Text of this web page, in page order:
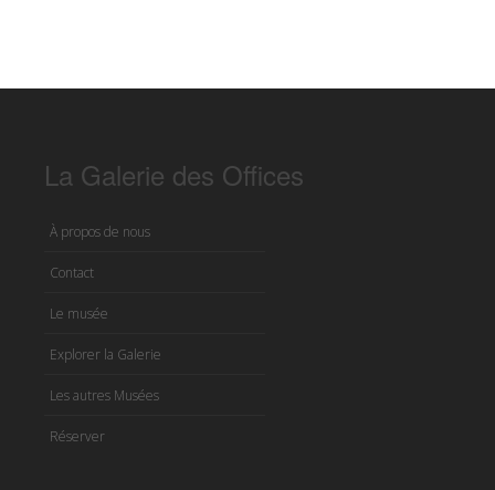
La Galerie des Offices
À propos de nous
Contact
Le musée
Explorer la Galerie
Les autres Musées
Réserver